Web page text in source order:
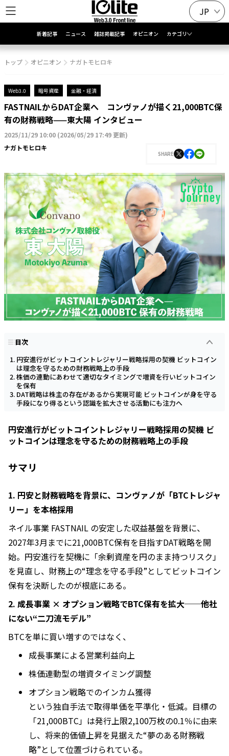
JP
新着記事 ニュース 雑誌掲載記事 オピニオン カテゴリ
トップ オピニオン ナガトモヒロキ
Web3.0 暗号資産 金融・経済
FASTNAILからDAT企業へ コンヴァノが描く21,000BTC保
有の財務戦略——東大陽 インタビュー
2025/11/29 10:00 (2026/05/29 17:49 更新)
ナガトモヒロキ
SHARE
目次
円安進行がビットコイントレジャリー戦略採用の契機 ビットコイン
は理念を守るための財務戦略上の手段
株価の連動にあわせて適切なタイミングで増資を行いビットコイン
を保有
DAT戦略は株主の存在があるから実現可能 ビットコインが身を守る
手段になり得るという認識を拡大させる活動にも注力へ
円安進行がビットコイントレジャリー戦略採用の契機 ビ
ットコインは理念を守るための財務戦略上の手段
サマリ
1. 円安と財務戦略を背景に、コンヴァノが「BTCトレジャ
リー」を本格採用
ネイル事業 FASTNAIL の安定した収益基盤を背景に、
2027年3月までに21,000BTC保有を目指すDAT戦略を開
始。円安進行を契機に「余剰資産を円のまま持つリスク」
を見直し、財務上の“理念を守る手段”としてビットコイン
保有を決断したのが根底にある。
2. 成長事業 × オプション戦略でBTC保有を拡大──他社
にない“二刀流モデル”
BTCを単に買い増すのではなく、
成長事業による営業利益向上
株価連動型の増資タイミング調整
オプション戦略でのインカム獲得
という独自手法で取得単価を平準化・低減。目標の
「21,000BTC」は発行上限2,100万枚の0.1％に由来
し、将来的価値上昇を見据えた“夢のある財務戦
略”として位置づけられている。